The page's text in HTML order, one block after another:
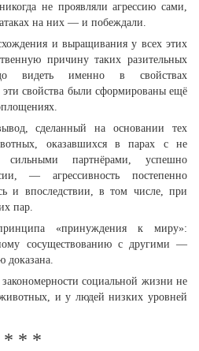
не проявляли агрессию сами,
на них — и побеждали.
и выращивания у всех этих
причину таких разительных
видеть именно в свойствах
свойства были сформированы ещё
сделанный на основании тех
оказавшихся в парах с не
партнёрами, успешно
— агрессивность постепенно
и впоследствии, в том числе, при
пар.
«принуждения к миру»:
сосуществованию с другими —
доказана.
социальной жизни не
и у людей низких уровней
* * *